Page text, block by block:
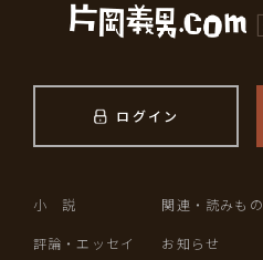
ログイン
小 説
評論・エッセイ
関連・読みもの
お知らせ